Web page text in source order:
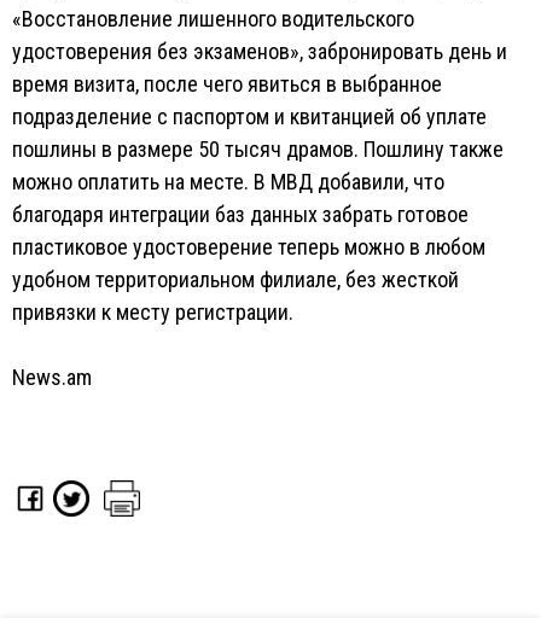
«Восстановление лишенного водительского
удостоверения без экзаменов», забронировать день и
время визита, после чего явиться в выбранное
подразделение с паспортом и квитанцией об уплате
пошлины в размере 50 тысяч драмов. Пошлину также
можно оплатить на месте. В МВД добавили, что
благодаря интеграции баз данных забрать готовое
пластиковое удостоверение теперь можно в любом
удобном территориальном филиале, без жесткой
привязки к месту регистрации.
News.am